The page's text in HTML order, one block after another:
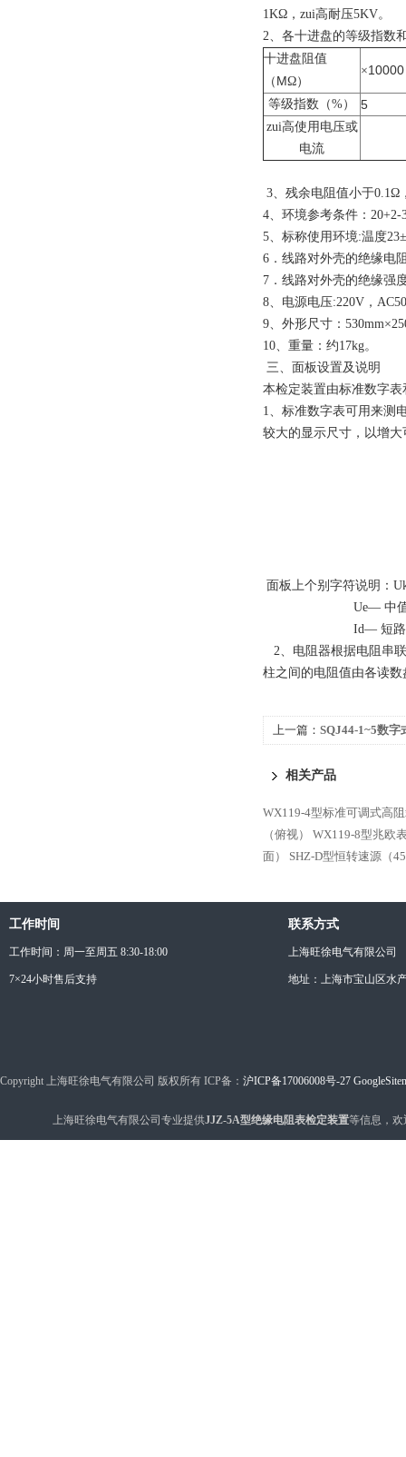
1KΩ，zui高耐压5KV。
2、各十进盘的等级指数
十进盘阻值
（ MΩ）
×10000
等级指数（%） 5
zui高使用电压或
电流
3、残余电阻值小于0.1Ω
4、环境参考条件：
5、标称使用环境:温度
6 ．线路对外壳的绝缘电
7 ．线路对外壳的绝缘强
8、电源电压:220V，
9、外形尺寸：
10、重量：约17kg。
三、面板设置及说明
本检定装置由标准数字
1、 标准数字表可用来测
较大的显示尺寸，以增
面板上个别字符说明
Ue— 中
Id— 短
2、 电阻器根据电阻串
柱之间的电阻值由各读
上一篇： SQJ44-1~5数字
相关产品
WX119-4型标准可调式高
（俯视）
WX119-8型兆欧
面）
SHZ-D型恒转速源（
工作时间
工作时间：周一至周五 8:30-18:00
7×24小时售后支持
联系方式
上海旺徐电气有限公司
地址：上海市宝山区水
Copyright 上海旺徐电气有限公司 版权所有 ICP备： 沪ICP备17006008号-27
上海旺徐电气有限公司专业提供JJZ-5A型绝缘电阻表检定装置等信息，欢